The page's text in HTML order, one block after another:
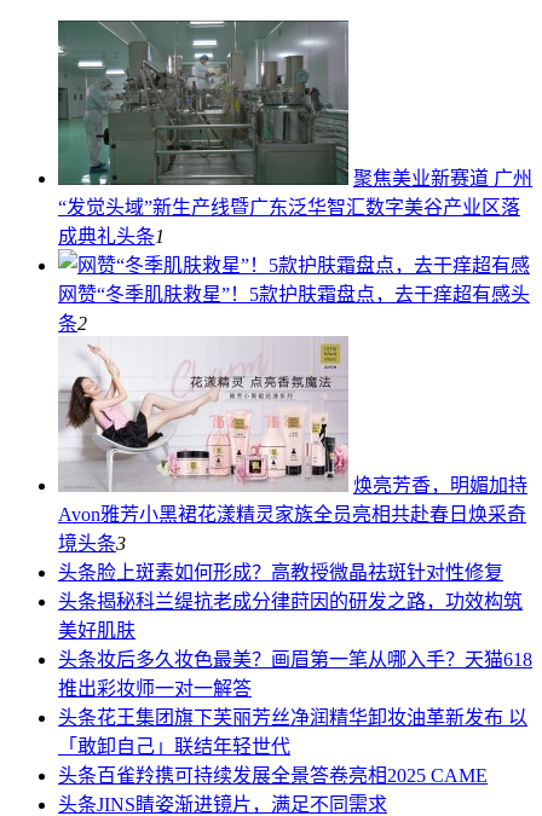
聚焦美业新赛道 广州
“发觉头域”新生产线暨广东泛华智汇数字美谷产业区落
成典礼头条1
网赞“冬季肌肤救星”！5款护肤霜盘点，去干痒超有感头
条2
焕亮芳香，明媚加持
Avon雅芳小黑裙花漾精灵家族全员亮相共赴春日焕采奇
境头条3
头条脸上斑素如何形成？高教授微晶祛斑针对性修复
头条揭秘科兰缇抗老成分律莳因的研发之路，功效构筑
美好肌肤
头条妆后多久妆色最美？画眉第一笔从哪入手？天猫618
推出彩妆师一对一解答
头条花王集团旗下芙丽芳丝净润精华卸妆油革新发布 以
「敢卸自己」联结年轻世代
头条百雀羚携可持续发展全景答卷亮相2025 CAME
头条JINS睛姿渐进镜片，满足不同需求